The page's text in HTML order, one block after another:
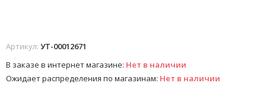
Артикул: УТ-00012671
В заказе в интернет магазине: Нет в наличии
Ожидает распределения по магазинам: Нет в наличии